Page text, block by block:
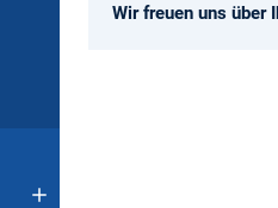
Wir freuen uns über